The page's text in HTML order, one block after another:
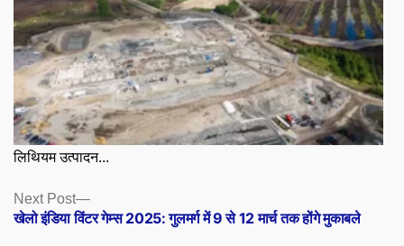
लिथियम उत्पादन...
Posts
navigation
Next Post
Next
post:
खेलो इंडिया विंटर गेम्स 2025: गुलमर्ग में 9 से 12 मार्च तक होंगे मुकाबले